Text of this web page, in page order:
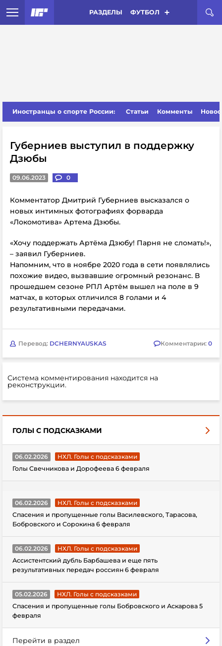
РАЗДЕЛЫ ФУТБОЛ
Иностранцы о спорте России: Статьи Комменты
Губерниев выступил в поддержку
Дзюбы
09.06.2023 0
Комментатор Дмитрий Губерниев высказался о
новых интимных фотографиях форварда
«Локомотива» Артема Дзюбы.
«Хочу поддержать Артёма Дзюбу! Парня не сломать!»,
– заявил Губерниев.
Напомним, что в ноябре 2020 года в сети появлялись
похожие видео, вызвавшие огромный резонанс. В
прошедшем сезоне РПЛ Артём вышел на поле в 9
матчах, в которых отличился 8 голами и 4
результативными передачами.
Перевод: DCHERNYAUSKAS Комментарии: 0
Система комментирования находится на
реконструкции.
ГОЛЫ С ПОДСКАЗКАМИ
06.02.2026
НХЛ. Голы с подсказками
Голы Свечникова и Дорофеева 6 февраля
06.02.2026
НХЛ. Голы с подсказками
Спасения и пропущенные голы Василевского, Тарасова,
Бобровского и Сорокина 6 февраля
06.02.2026
НХЛ. Голы с подсказками
Ассистентский дубль Барбашева и еще пять
результативных передач россиян 6 февраля
05.02.2026
НХЛ. Голы с подсказками
Спасения и пропущенные голы Бобровского и Аскарова 5
февраля
Перейти в раздел